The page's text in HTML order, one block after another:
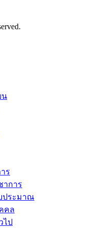
น
ร
าการ
ประมาณ
คล
ไป